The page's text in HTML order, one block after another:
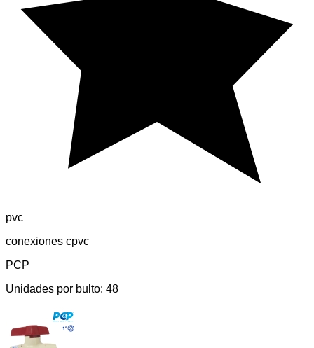
pvc
conexiones cpvc
PCP
Unidades por bulto: 48